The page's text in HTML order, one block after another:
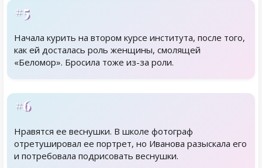
#5
Начала курить на втором курсе института, после того,
как ей досталась роль женщины, смолящей
«Беломор». Бросила тоже из-за роли.
#6
Нравятся ее веснушки. В школе фотограф
отретушировал ее портрет, но Иванова разыскала его
и потребовала подрисовать веснушки.